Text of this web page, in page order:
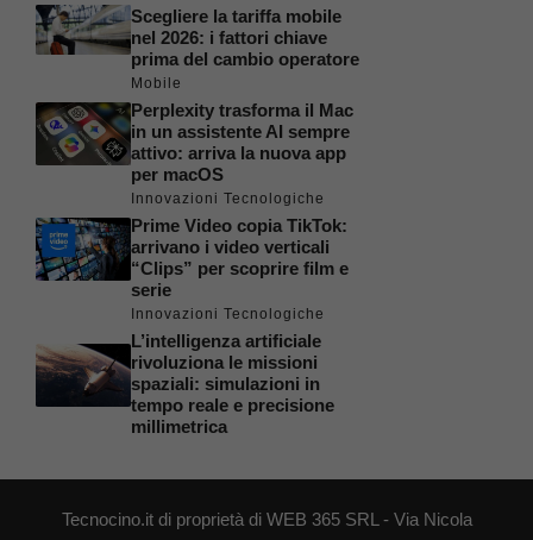
Scegliere la tariffa mobile
nel 2026: i fattori chiave
prima del cambio operatore
Mobile
Perplexity trasforma il Mac
in un assistente AI sempre
attivo: arriva la nuova app
per macOS
Innovazioni Tecnologiche
Prime Video copia TikTok:
arrivano i video verticali
“Clips” per scoprire film e
serie
Innovazioni Tecnologiche
L’intelligenza artificiale
rivoluziona le missioni
spaziali: simulazioni in
tempo reale e precisione
millimetrica
Tecnocino.it di proprietà di WEB 365 SRL - Via Nicola